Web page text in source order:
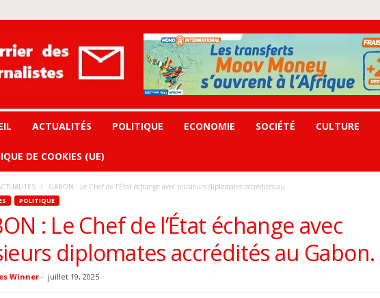
ACTUALITÉS POLITIQUE ECONOMIE SOCIÉTÉ CULTURE
DE COOKIES (UE)
GABON : Le Chef de l’État échange avec plusieurs diplomates accrédités au...
POLITIQUE
: Le Chef de l’État échange avec
diplomates accrédités au Gabon.
Winner- juillet 19, 2025